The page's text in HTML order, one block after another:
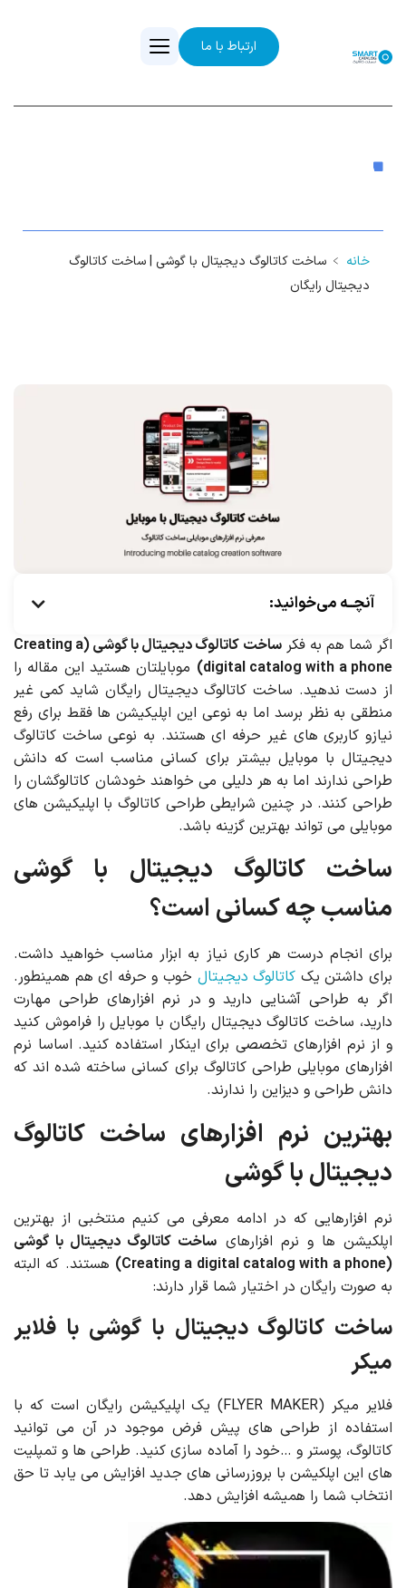
ارتباط با ما
ساخت کاتالوگ دیجیتال با گوشی | ساخت
خانه ﹥ ساخت کاتالوگ دیجیتال با گوشی | ساخت کاتالوگ
دیجیتال رایگان
آنچــه می‌خوانید:
اگر شما هم به فکر
ساخت کاتالوگ دیجیتال با گوشی (Creating a
digital catalog with a phone)
موبایلتان هستید این مقاله را
از دست ندهید. ساخت کاتالوگ دیجیتال رایگان شاید کمی غیر
منطقی به نظر برسد اما به نوعی این اپلیکیشن ها فقط برای رفع
نیازو کاربری های غیر حرفه ای هستند. به نوعی ساخت کاتالوگ
دیجیتال با موبایل بیشتر برای کسانی مناسب است که دانش
طراحی ندارند اما به هر دلیلی می خواهند خودشان کاتالوگشان را
طراحی کنند. در چنین شرایطی طراحی کاتالوگ با اپلیکیشن های
موبایلی می تواند بهترین گزینه باشد.
ساخت کاتالوگ دیجیتال با گوشی
مناسب چه کسانی است؟
برای انجام درست هر کاری نیاز به ابزار مناسب خواهید داشت.
برای داشتن یک کاتالوگ دیجیتال خوب و حرفه ای هم همینطور.
اگر به طراحی آشنایی دارید و در نرم افزارهای طراحی مهارت
دارید، ساخت کاتالوگ دیجیتال رایگان با موبایل را فراموش کنید
و از نرم افزارهای تخصصی برای اینکار استفاده کنید. اساسا نرم
افزارهای موبایلی طراحی کاتالوگ برای کسانی ساخته شده اند که
دانش طراحی و دیزاین را ندارند.
بهترین نرم افزارهای ساخت کاتالوگ
دیجیتال با گوشی
نرم افزارهایی که در ادامه معرفی می کنیم منتخبی از بهترین
اپلکیشن ها و نرم افزارهای ساخت کاتالوگ دیجیتال با گوشی
(Creating a digital catalog with a phone)
هستند. که البته
به صورت رایگان در اختیار شما قرار دارند:
ساخت کاتالوگ دیجیتال با گوشی با فلایر
میکر
فلایر میکر (FLYER MAKER) یک اپلیکیشن رایگان است که با
استفاده از طراحی های پیش فرض موجود در آن می توانید
کاتالوگ، پوستر و …خود را آماده سازی کنید. طراحی ها و تمپلیت
های این اپلکیشن با بروزرسانی های جدید افزایش می یابد تا حق
انتخاب شما را همیشه افزایش دهد.